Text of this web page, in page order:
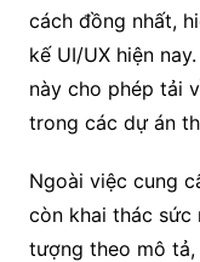
cách đồng nhất,
kế UI/UX hiện
này cho phép tải
trong các dự án
Ngoài việc cung
còn khai thác sức
tượng theo mô